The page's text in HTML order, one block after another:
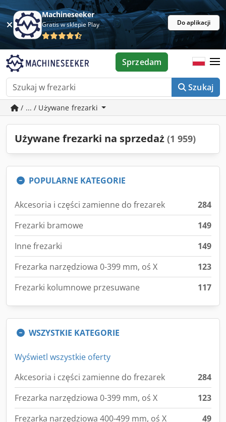
Machineseeker
Gratis w sklepie Play Do aplikacji
Szukaj
Sprzedam
/ ... / Używane frezarki
Używane frezarki na sprzedaż (1 959)
POPULARNE KATEGORIE
Akcesoria i części zamienne do frezarek
284
Frezarki bramowe
149
Inne frezarki
149
Frezarka narzędziowa 0-399 mm, oś X
123
Frezarki kolumnowe przesuwane
117
WSZYSTKIE KATEGORIE
Wyświetl wszystkie oferty
Akcesoria i części zamienne do frezarek
284
Frezarka narzędziowa 0-399 mm, oś X
123
Frezarka narzędziowa 400-499 mm, oś X
49